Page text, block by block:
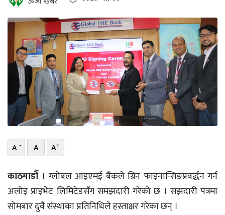
सम्पादकीय
बैंक
पर्यटन
भिडियो
छापा
खोज
प्रोफाइल
ऊर्जा
विशेष
A - A A+
काठमाडौँ । ग्लोबल आइएमई बैंकले ग्रिन फाइनान्सिङप्रवर्द्धन गर्न
अलोइ प्राइभेट लिमिटेडसँग समझदारी गरेको छ । सझदारी पत्रमा
सोमबार दुवै संस्थाका प्रतिनिधिले हस्ताक्षर गरेका छन् ।